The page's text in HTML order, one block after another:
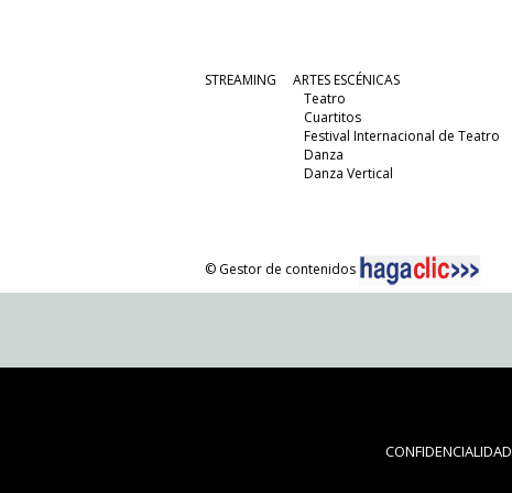
STREAMING
ARTES ESCÉNICAS
Teatro
Cuartitos
Festival Internacional de Teatro
Danza
Danza Vertical
© Gestor de contenidos
CONFIDENCIALIDAD